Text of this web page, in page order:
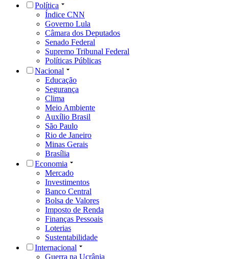
Política
Índice CNN
Governo Lula
Câmara dos Deputados
Senado Federal
Supremo Tribunal Federal
Políticas Públicas
Nacional
Educação
Segurança
Clima
Meio Ambiente
Auxílio Brasil
São Paulo
Rio de Janeiro
Minas Gerais
Brasília
Economia
Mercado
Investimentos
Banco Central
Bolsa de Valores
Imposto de Renda
Finanças Pessoais
Loterias
Sustentabilidade
Internacional
Guerra na Ucrânia